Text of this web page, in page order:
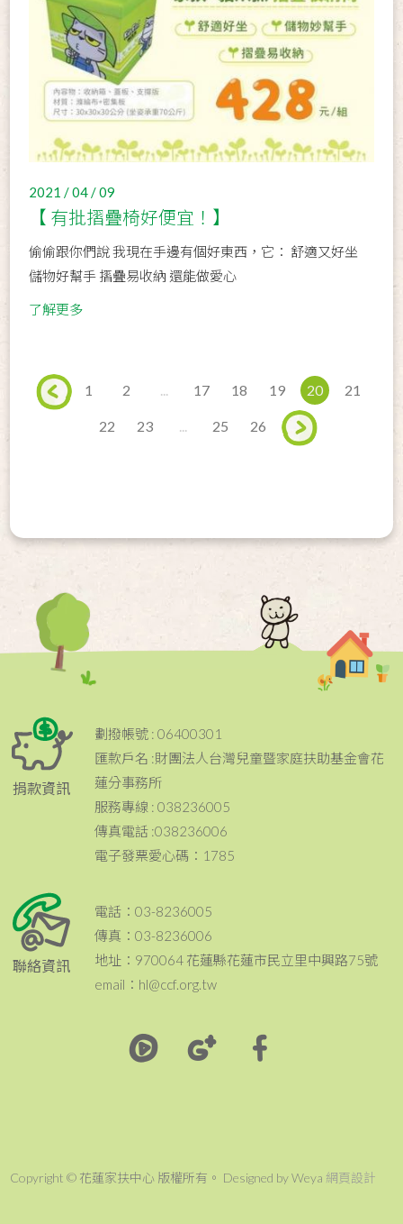
2021 / 04 / 09
【 有批摺疊椅好便宜！】
偷偷跟你們說 我現在手邊有個好東西，它： 舒適又好坐
儲物好幫手 摺疊易收納 還能做愛心
了解更多
1 2 17 18 19 20 21
22 23 25 26
捐款資訊
劃撥帳號 : 06400301
匯款戶名 :財團法人台灣兒童暨家庭扶助基金會花
蓮分事務所
服務專線 : 038236005
傳真電話 :038236006
電子發票愛心碼：1785
聯絡資訊
電話：03-8236005
傳真：03-8236006
地址：970064 花蓮縣花蓮市民立里中興路75號
email：hl@ccf.org.tw
Copyright © 花蓮家扶中心 版權所有。 Designed by Weya 網頁設計